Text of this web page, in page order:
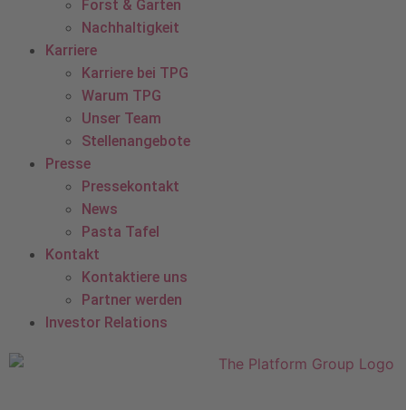
Forst & Garten
Nachhaltigkeit
Karriere
Karriere bei TPG
Warum TPG
Unser Team
Stellenangebote
Presse
Pressekontakt
News
Pasta Tafel
Kontakt
Kontaktiere uns
Partner werden
Investor Relations